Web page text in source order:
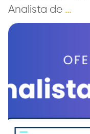
Analista de …